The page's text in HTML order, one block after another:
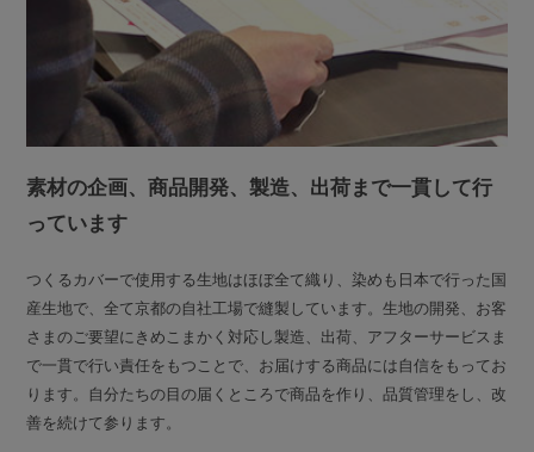
素材の企画、商品開発、製造、出荷まで一貫して行
っています
つくるカバーで使用する生地はほぼ全て織り、染めも日本で行った国
産生地で、全て京都の自社工場で縫製しています。生地の開発、お客
さまのご要望にきめこまかく対応し製造、出荷、アフターサービスま
で一貫で行い責任をもつことで、お届けする商品には自信をもってお
ります。自分たちの目の届くところで商品を作り、品質管理をし、改
善を続けて参ります。